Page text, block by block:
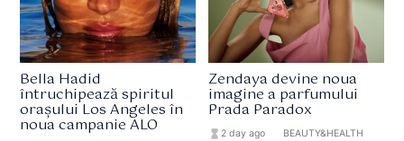
Bella Hadid
întruchipează spiritul
orașului Los Angeles în
noua campanie ALO
Zendaya devine noua
imagine a parfumului
Prada Paradox
hourglass_full 2 day ago BEAUTY&HEALTH